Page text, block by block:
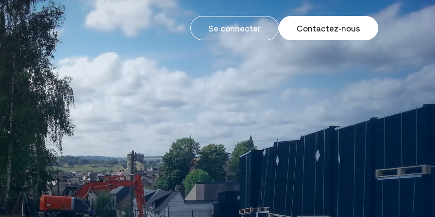
Postes Vous êtes ... Se connecter Contactez-nous